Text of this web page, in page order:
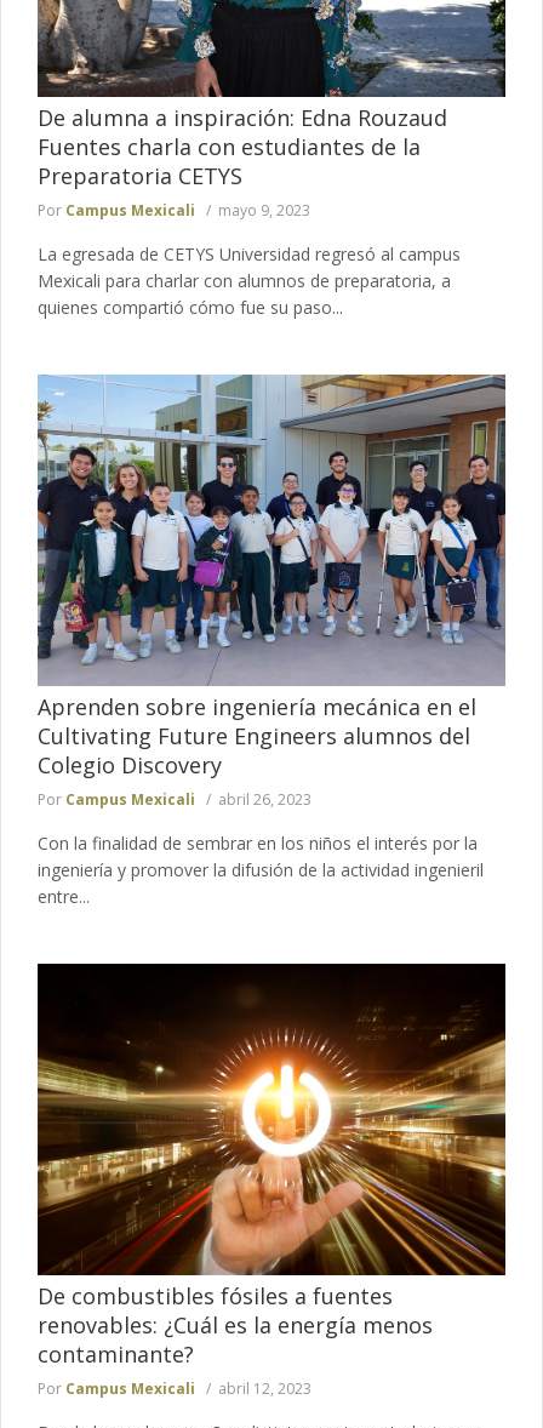
De alumna a inspiración: Edna Rouzaud
Fuentes charla con estudiantes de la
Preparatoria CETYS
Por Campus Mexicali mayo 9, 2023
La egresada de CETYS Universidad regresó al campus
Mexicali para charlar con alumnos de preparatoria, a
quienes compartió cómo fue su paso...
Aprenden sobre ingeniería mecánica en el
Cultivating Future Engineers alumnos del
Colegio Discovery
Por Campus Mexicali abril 26, 2023
Con la finalidad de sembrar en los niños el interés por la
ingeniería y promover la difusión de la actividad ingenieril
entre...
De combustibles fósiles a fuentes
renovables: ¿Cuál es la energía menos
contaminante?
Por Campus Mexicali abril 12, 2023